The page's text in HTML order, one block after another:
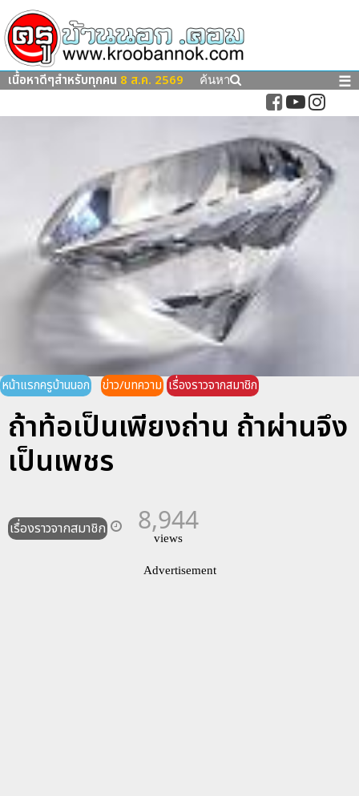
เนื้อหาดีๆสำหรับทุกคน 8 ส.ค. 2569 ค้นหา ☰
หน้าแรกครูบ้านนอก ข่าว/บทความ เรื่องราวจากสมาชิก
ถ้าท้อเป็นเพียงถ่าน ถ้าผ่านจึง
เป็นเพชร
เรื่องราวจากสมาชิก 8,944
views
Advertisement